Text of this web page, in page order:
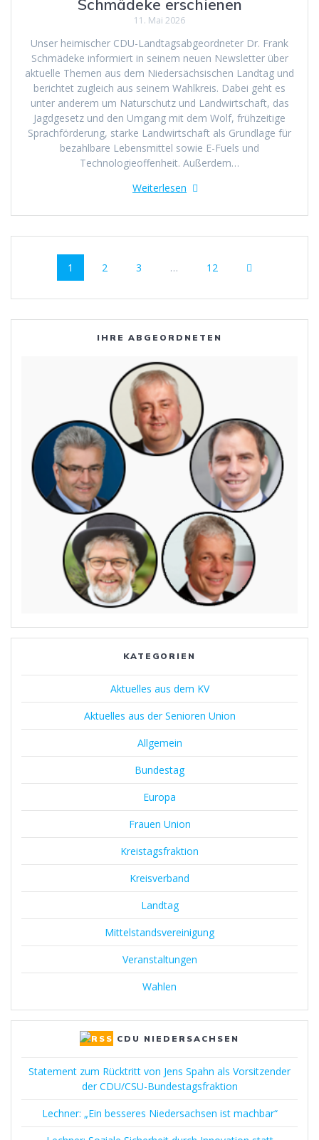
Schmädeke erschienen
11. Mai 2026
Unser heimischer CDU-Landtagsabgeordneter Dr. Frank
Schmädeke informiert in seinem neuen Newsletter über
aktuelle Themen aus dem Niedersächsischen Landtag und
berichtet zugleich aus seinem Wahlkreis. Dabei geht es
unter anderem um Naturschutz und Landwirtschaft, das
Jagdgesetz und den Umgang mit dem Wolf, frühzeitige
Sprachförderung, starke Landwirtschaft als Grundlage für
bezahlbare Lebensmittel sowie E-Fuels und
Technologieoffenheit. Außerdem…
Weiterlesen
Beitragsnavigation
Seite
1 Seite
2 Seite
3 … Seite
12
IHRE ABGEORDNETEN
KATEGORIEN
Aktuelles aus dem KV
Aktuelles aus der Senioren Union
Allgemein
Bundestag
Europa
Frauen Union
Kreistagsfraktion
Kreisverband
Landtag
Mittelstandsvereinigung
Veranstaltungen
Wahlen
CDU NIEDERSACHSEN
Statement zum Rücktritt von Jens Spahn als Vorsitzender
der CDU/CSU-Bundestagsfraktion
Lechner: „Ein besseres Niedersachsen ist machbar“